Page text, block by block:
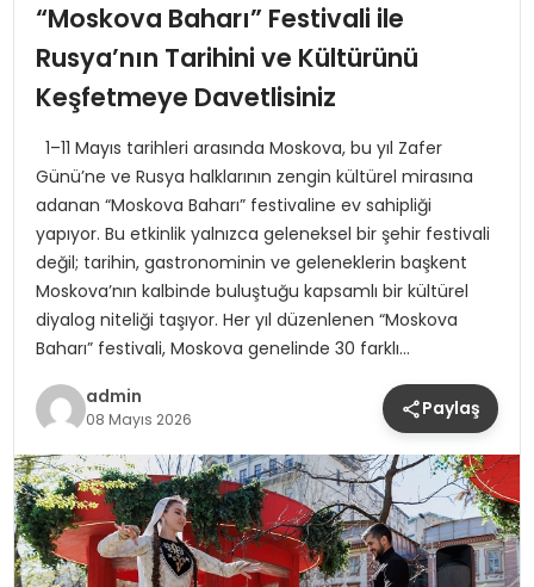
TANYER YAPI ZEMIN MÜHENDISLIĞINDE HEDEF
BÜYÜTTÜ
TOROSLAR’DA PAZAR GERGİNLİĞİ!
“Moskova Baharı” Festivali ile
Rusya’nın Tarihini ve Kültürünü
Keşfetmeye Davetlisiniz
1–11 Mayıs tarihleri arasında Moskova, bu yıl Zafer
Günü’ne ve Rusya halklarının zengin kültürel mirasına
adanan “Moskova Baharı” festivaline ev sahipliği
yapıyor. Bu etkinlik yalnızca geleneksel bir şehir festivali
değil; tarihin, gastronominin ve geleneklerin başkent
Moskova’nın kalbinde buluştuğu kapsamlı bir kültürel
diyalog niteliği taşıyor. Her yıl düzenlenen “Moskova
Baharı” festivali, Moskova genelinde 30 farklı…
admin
08 Mayıs 2026 Paylaş